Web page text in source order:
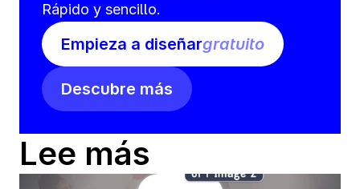
Rápido y sencillo.
Empieza a diseñargratuito
Descubre más
Lee más